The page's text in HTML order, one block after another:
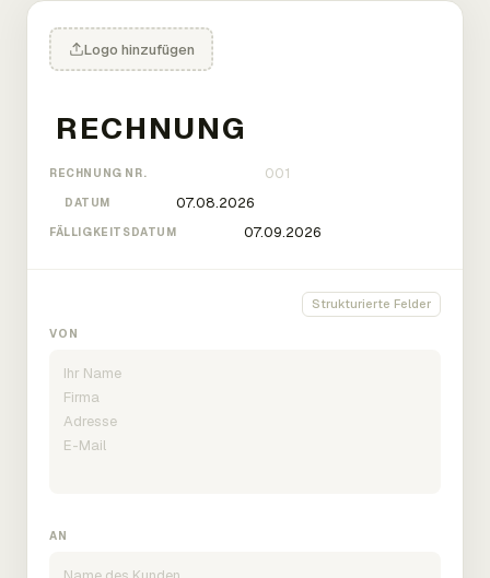
Logo hinzufügen
RECHNUNG NR.
DATUM
FÄLLIGKEITSDATUM
Strukturierte Felder
VON
AN